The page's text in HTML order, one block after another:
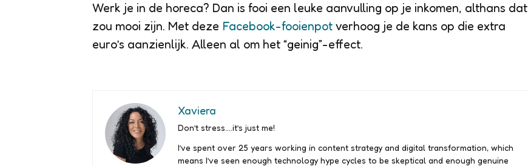
Werk je in de horeca? Dan is fooi een leuke aanvulling op je inkomen, althans dat
zou mooi zijn. Met deze Facebook-fooienpot verhoog je de kans op die extra
euro’s aanzienlijk. Alleen al om het “geinig”-effect.
Xaviera
Don’t stress….it’s just me!
I’ve spent over 25 years working in content strategy and digital transformation, which
means I’ve seen enough technology hype cycles to be skeptical and enough genuine